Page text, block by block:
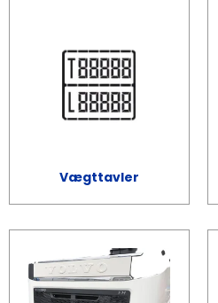
Vægttavler